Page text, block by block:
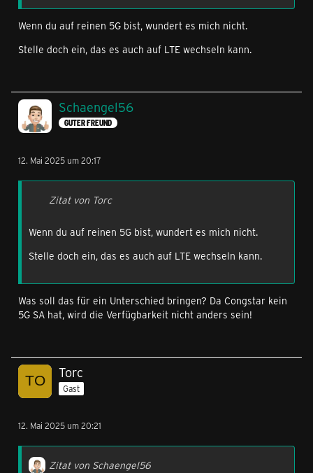
Wenn du auf reinen 5G bist, wundert es mich nicht.
Stelle doch ein, das es auch auf LTE wechseln kann.
Schaengel56
GUTER FREUND
12. Mai 2025 um 20:17
Zitat von Torc
Wenn du auf reinen 5G bist, wundert es mich nicht.
Stelle doch ein, das es auch auf LTE wechseln kann.
Was soll das für ein Unterschied bringen? Da Congstar kein
5G SA hat, wird die Verfügbarkeit nicht anders sein!
Torc
Gast
12. Mai 2025 um 20:21
Zitat von Schaengel56